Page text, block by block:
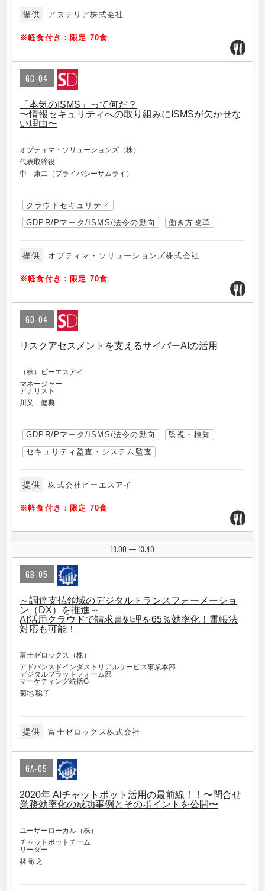
提供 アステリア株式会社
※軽食付き：限定 70食
GC-04
「本気のISMS」って何だ？
〜情報セキュリティへの取り組みにISMSが欠かせな
い理由〜
オプティマ・ソリューションズ（株）
代表取締役
中 康二（プライバシーザムライ）
クラウドセキュリティ
GDPR/Pマーク/ISMS/法令の動向
働き方改革
提供 オプティマ・ソリューションズ株式会社
※軽食付き：限定 70食
GD-04
リスクアセスメントを支えるサイバーAIの活用
（株）ピーエスアイ
マネージャー
アナリスト
川又 健典
GDPR/Pマーク/ISMS/法令の動向
監視・検知
セキュリティ監査・システム監査
提供 株式会社ピーエスアイ
※軽食付き：限定 70食
13:00 | 13:40
GB-05
～調達支払領域のデジタルトランスフォーメーショ
ン（DX）を推進～
AI活用クラウドで請求書処理を65％効率化！電帳法
対応も可能！
富士ゼロックス（株）
アドバンスドインダストリアルサービス事業本部
デジタルプラットフォーム部
マーケティング統括G
菊地 聡子
提供 富士ゼロックス株式会社
GA-05
2020年 AIチャットボット活用の最前線！！〜問合せ
業務効率化の成功事例とそのポイントを公開〜
ユーザーローカル（株）
チャットボットチーム
リーダー
林 敬之